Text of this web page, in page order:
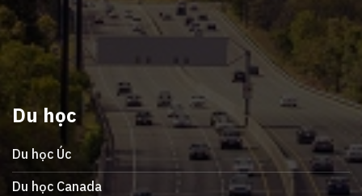
Du học
Du học Úc
Du học Canada